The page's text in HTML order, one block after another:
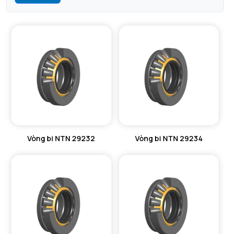
Vòng bi NTN 29232 Vòng bi NTN 29234